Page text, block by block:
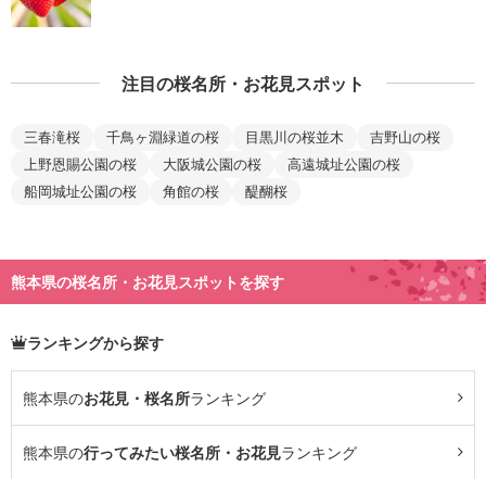
注目の桜名所・お花見スポット
三春滝桜 千鳥ヶ淵緑道の桜 目黒川の桜並木
吉野山の桜
上野恩賜公園の桜
大阪城公園の桜
高遠城址公園の桜
船岡城址公園の桜
角館の桜 醍醐桜
熊本県の桜名所・お花見スポットを探す
ランキングから探す
熊本県のお花見・桜名所ランキング
熊本県の行ってみたい桜名所・お花見ランキング